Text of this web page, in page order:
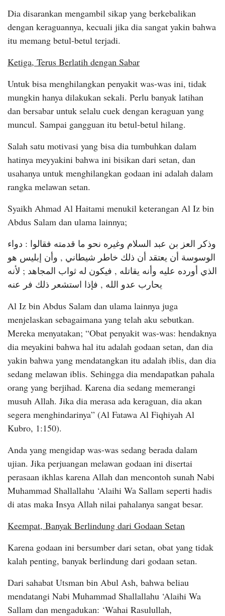
Dia disarankan mengambil sikap yang berkebalikan
dengan keraguannya, kecuali jika dia sangat yakin bahwa
itu memang betul-betul terjadi.
Ketiga, Terus Berlatih dengan Sabar
Untuk bisa menghilangkan penyakit was-was ini, tidak
mungkin hanya dilakukan sekali. Perlu banyak latihan
dan bersabar untuk selalu cuek dengan keraguan yang
muncul. Sampai gangguan itu betul-betul hilang.
Salah satu motivasi yang bisa dia tumbuhkan dalam
hatinya meyyakini bahwa ini bisikan dari setan, dan
usahanya untuk menghilangkan godaan ini adalah dalam
rangka melawan setan.
Syaikh Ahmad Al Haitami menukil keterangan Al Iz bin
Abdus Salam dan ulama lainnya;
وذكر العز بن عبد السلام وغيره نحو ما قدمته فقالوا : دواء
الوسوسة أن يعتقد أن ذلك خاطر شيطاني , وأن إبليس هو
الذي أورده عليه وأنه يقاتله , فيكون له ثواب المجاهد ; لأنه
يحارب عدو الله , فإذا استشعر ذلك فر عنه
Al Iz bin Abdus Salam dan ulama lainnya juga
menjelaskan sebagaimana yang telah aku sebutkan.
Mereka menyatakan; “Obat penyakit was-was: hendaknya
dia meyakini bahwa hal itu adalah godaan setan, dan dia
yakin bahwa yang mendatangkan itu adalah iblis, dan dia
sedang melawan iblis. Sehingga dia mendapatkan pahala
orang yang berjihad. Karena dia sedang memerangi
musuh Allah. Jika dia merasa ada keraguan, dia akan
segera menghindarinya” (Al Fatawa Al Fiqhiyah Al
Kubro, 1:150).
Anda yang mengidap was-was sedang berada dalam
ujian. Jika perjuangan melawan godaan ini disertai
perasaan ikhlas karena Allah dan mencontoh sunah Nabi
Muhammad Shallallahu ‘Alaihi Wa Sallam seperti hadis
di atas maka Insya Allah nilai pahalanya sangat besar.
Keempat, Banyak Berlindung dari Godaan Setan
Karena godaan ini bersumber dari setan, obat yang tidak
kalah penting, banyak berlindung dari godaan setan.
Dari sahabat Utsman bin Abul Ash, bahwa beliau
mendatangi Nabi Muhammad Shallallahu ‘Alaihi Wa
Sallam dan mengadukan: ‘Wahai Rasulullah,